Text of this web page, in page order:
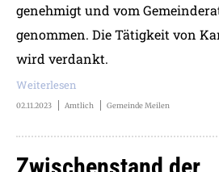
genehmigt und vom
genommen. Die Tätigkeit von
wird verdankt.
Weiterlesen
02.11.2023 Amtlich Gemeinde Meilen